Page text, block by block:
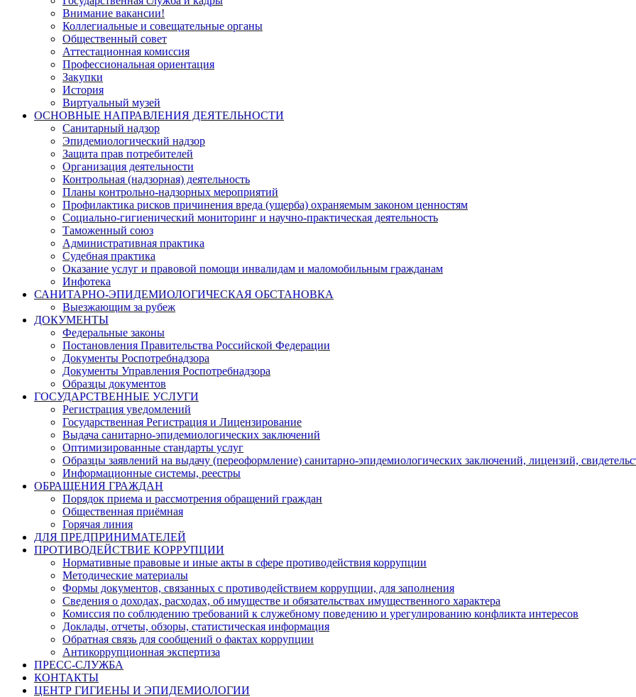
Внимание вакансии!
Коллегиальные и совещательные органы
Общественный совет
Аттестационная комиссия
Профессиональная ориентация
Закупки
История
Виртуальный музей
ОСНОВНЫЕ НАПРАВЛЕНИЯ ДЕЯТЕЛЬНОСТИ
Санитарный надзор
Эпидемиологический надзор
Защита прав потребителей
Организация деятельности
Контрольная (надзорная) деятельность
Планы контрольно-надзорных мероприятий
Профилактика рисков причинения вреда (ущерба) охраняемым законом ценностям
Социально-гигиенический мониторинг и научно-практическая деятельность
Таможенный союз
Административная практика
Судебная практика
Оказание услуг и правовой помощи инвалидам и маломобильным гражданам
Инфотека
САНИТАРНО-ЭПИДЕМИОЛОГИЧЕСКАЯ ОБСТАНОВКА
Выезжающим за рубеж
ДОКУМЕНТЫ
Федеральные законы
Постановления Правительства Российской Федерации
Документы Роспотребнадзора
Документы Управления Роспотребнадзора
Образцы документов
ГОСУДАРСТВЕННЫЕ УСЛУГИ
Регистрация уведомлений
Государственная Регистрация и Лицензирование
Выдача санитарно-эпидемиологических заключений
Оптимизированные стандарты услуг
Образцы заявлений на выдачу (переоформление) санитарно-эпидемиологических заключений, лицензий,
Информационные системы, реестры
ОБРАЩЕНИЯ ГРАЖДАН
Порядок приема и рассмотрения обращений граждан
Общественная приёмная
Горячая линия
ДЛЯ ПРЕДПРИНИМАТЕЛЕЙ
ПРОТИВОДЕЙСТВИЕ КОРРУПЦИИ
Нормативные правовые и иные акты в сфере противодействия коррупции
Методические материалы
Формы документов, связанных с противодействием коррупции, для заполнения
Сведения о доходах, расходах, об имуществе и обязательствах имущественного характера
Комиссия по соблюдению требований к служебному поведению и урегулированию конфликта интересов
Доклады, отчеты, обзоры, статистическая информация
Обратная связь для сообщений о фактах коррупции
Антикоррупционная экспертиза
ПРЕСС-СЛУЖБА
КОНТАКТЫ
ЦЕНТР ГИГИЕНЫ И ЭПИДЕМИОЛОГИИ